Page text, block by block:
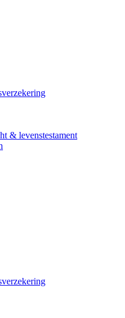
& levenstestament